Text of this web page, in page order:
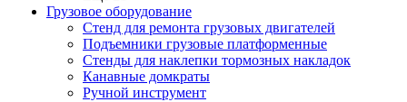
Грузовое оборудование
Стенд для ремонта грузовых двигателей
Подъемники грузовые платформенные
Стенды для наклепки тормозных накладок
Канавные домкраты
Ручной инструмент